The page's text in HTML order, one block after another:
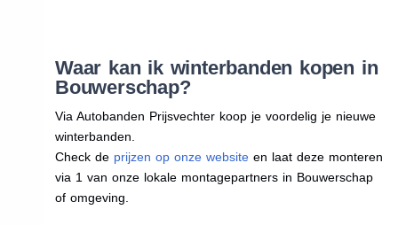
Waar kan ik winterbanden kopen in
Bouwerschap?
Via Autobanden Prijsvechter koop je voordelig je nieuwe
winterbanden.
Check de prijzen op onze websiteen laat deze monteren
via 1 van onze lokale montagepartners in Bouwerschap
of omgeving.